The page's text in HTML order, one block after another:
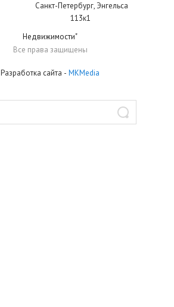
Санкт-Петербург, Энгельса
113к1
Недвижимости"
Все права защищены
Разработка сайта - MKMedia